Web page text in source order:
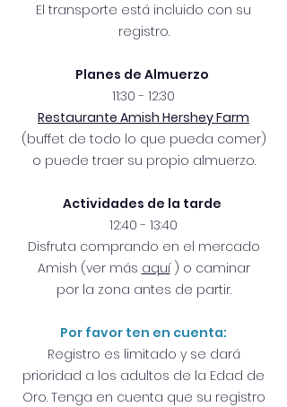
El transporte está incluido con su
registro.
Planes de Almuerzo
11:30 - 12:30
Restaurante Amish Hershey Farm
(buffet de todo lo que pueda comer)
o puede traer su propio almuerzo.
Actividades de la tarde
12:40 - 13:40
Disfruta comprando en el mercado
Amish (ver más aquí) o caminar
por la zona antes de partir.
Por favor ten en cuenta:
Registro es limitado y se dará
prioridad a los adultos de la Edad de
Oro. Tenga en cuenta que su registro